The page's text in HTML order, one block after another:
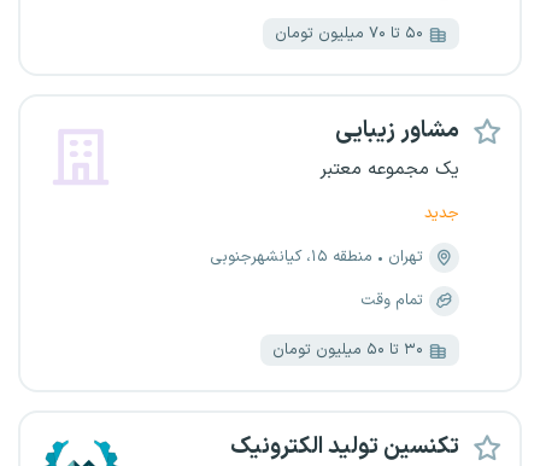
۵۰ تا ۷۰ میلیون تومان
مشاور زیبایی
یک مجموعه معتبر
جدید
تهران
منطقه ۱۵، کیانشهرجنوبی
تمام وقت
۳۰ تا ۵۰ میلیون تومان
تکنسین تولید الکترونیک